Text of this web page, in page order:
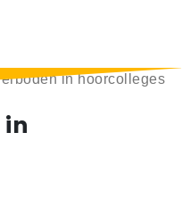
in hoorcolleges